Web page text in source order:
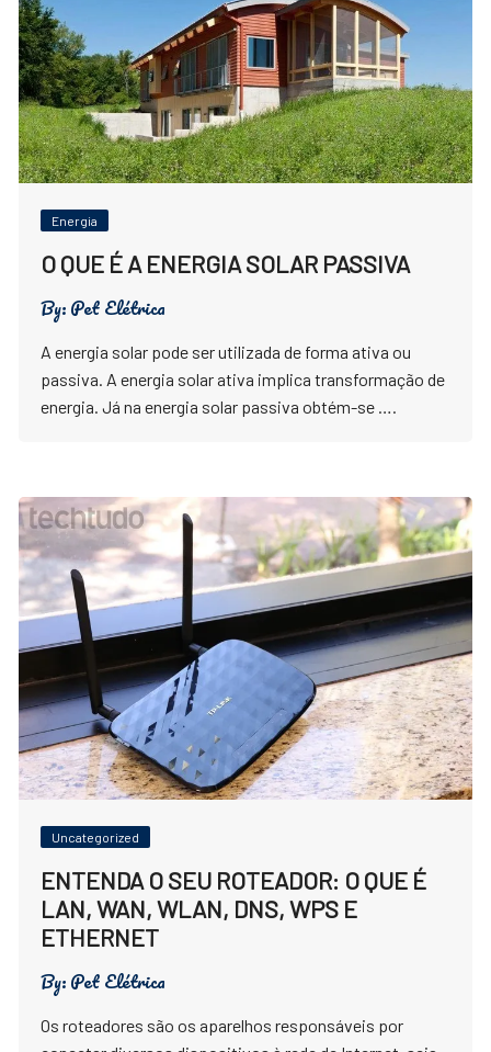
Energia
O QUE É A ENERGIA SOLAR PASSIVA
By:Pet Elétrica
A energia solar pode ser utilizada de forma ativa ou
passiva. A energia solar ativa implica transformação de
energia. Já na energia solar passiva obtém-se ….
Uncategorized
ENTENDA O SEU ROTEADOR: O QUE É
LAN, WAN, WLAN, DNS, WPS E
ETHERNET
By:Pet Elétrica
Os roteadores são os aparelhos responsáveis por